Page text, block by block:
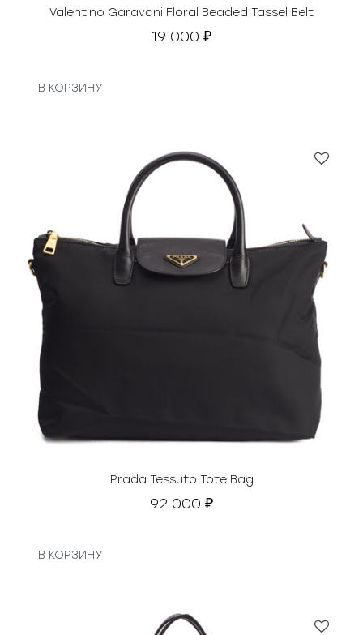
Valentino Garavani Floral Beaded Tassel Belt
19 000 ₽
В КОРЗИНУ
Prada Tessuto Tote Bag
92 000 ₽
В КОРЗИНУ